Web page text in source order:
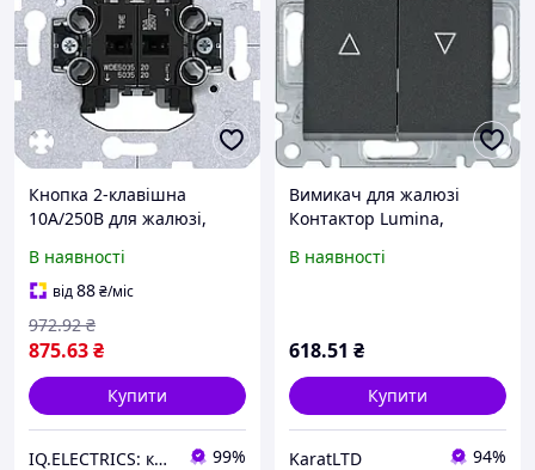
Кнопка 2-клавішна
10А/250В для жалюзі,
В наявності
від88₴/міс
875.63₴
972.92 ₴
Купити
IQ.ELECTRICS: купити електрику оптом 99%
Вимикач для жалюзі
Контактор Lumina,
WL0323
В наявності
618.51 ₴
Купити
KaratLTD 94%